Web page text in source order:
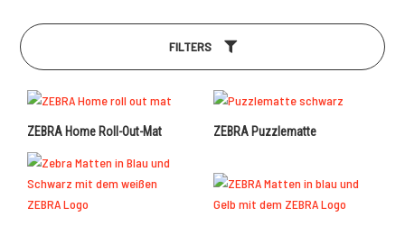
FILTERS
ZEBRA Home Roll-Out-Mat ZEBRA Puzzlematte